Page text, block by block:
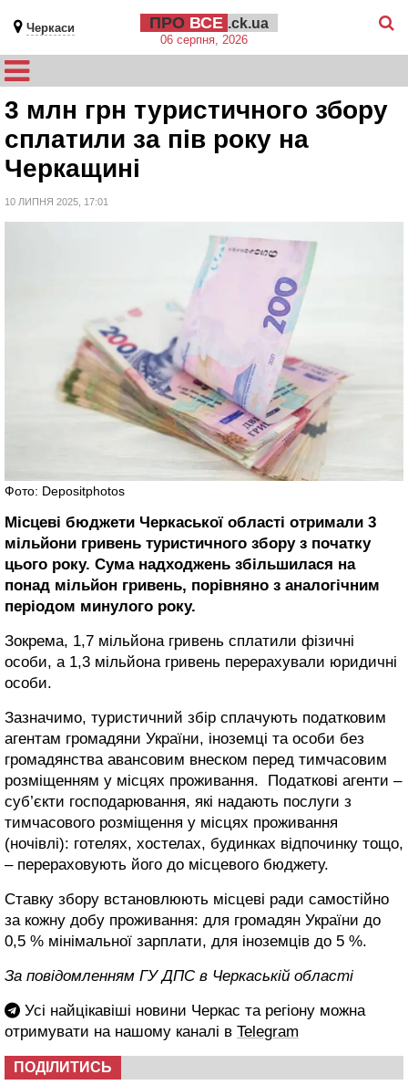
Черкаси ПРО ВСЕ .ck.ua
06 серпня, 2026
3 млн грн туристичного збору
сплатили за пів року на
Черкащині
10 ЛИПНЯ 2025, 17:01
Фото: Depositphotos
Місцеві бюджети Черкаської області отримали 3
мільйони гривень туристичного збору з початку
цього року. Сума надходжень збільшилася на
понад мільйон гривень, порівняно з аналогічним
періодом минулого року.
Зокрема, 1,7 мільйона гривень сплатили фізичні
особи, а 1,3 мільйона гривень перерахували юридичні
особи.
Зазначимо, туристичний збір сплачують податковим
агентам громадяни України, іноземці та особи без
громадянства авансовим внеском перед тимчасовим
розміщенням у місцях проживання. Податкові агенти –
суб’єкти господарювання, які надають послуги з
тимчасового розміщення у місцях проживання
(ночівлі): готелях, хостелах, будинках відпочинку тощо,
– перераховують його до місцевого бюджету.
Ставку збору встановлюють місцеві ради самостійно
за кожну добу проживання: для громадян України до
0,5 % мінімальної зарплати, для іноземців до 5 %.
За повідомленням ГУ ДПС в Черкаській області
Усі найцікавіші новини Черкас та регіону можна
отримувати на нашому каналі в Telegram
ПОДІЛИТИСЬ